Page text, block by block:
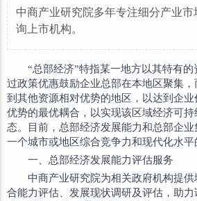
中商产业研究院多年专注细分产业
询上市机构。
“总部经济”特指某一地方以其特有
过政策优惠鼓励企业总部在本地区聚集
到其他资源相对优势的地区，以达到企
优势的最优耦合，以实现该区域经济可
态。目前，总部经济发展能力和总部企
一个城市或地区综合竞争力和现代化水平
一、总部经济发展能力评估服务
中商产业研究院为相关政府机构提
合能力评估、发展现状调研及评估，助